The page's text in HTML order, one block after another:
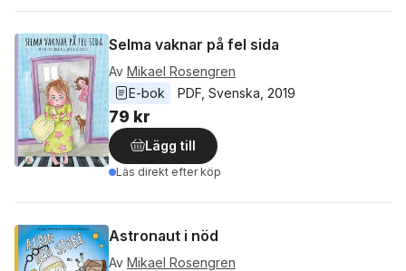
Selma vaknar på fel sida
Av Mikael Rosengren
E-bok
PDF Svenska 2019
79 kr
Lägg till
Läs direkt efter köp
Astronaut i nöd
Av Mikael Rosengren